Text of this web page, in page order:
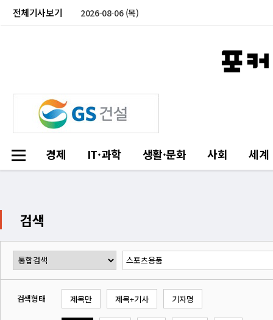
전체기사보기 2026-08-06 (목)
경제 IT·과학 생활·문화 사회 세계
검색
검색형태 제목만 제목+기사 기자명